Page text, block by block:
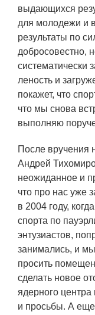
Зимняя школа
плотностей
Молодежная
конференция
Технологии.
ПРОДУКЦИЯ
ДПО и ПО
Лазерные
Каталог
Технологии
Цифровые
Системы
выдающихся
для молодежи и
результаты по
добросовестно,
систематически
леность и
покажет, что
что мы снова
выполняю
После вручения
Андрей
неожиданное и
что про нас уже
в 2004 году,
спорта по
энтузиастов,
занимались, и
просить
сделать новое
ядерного
и просьбы. А